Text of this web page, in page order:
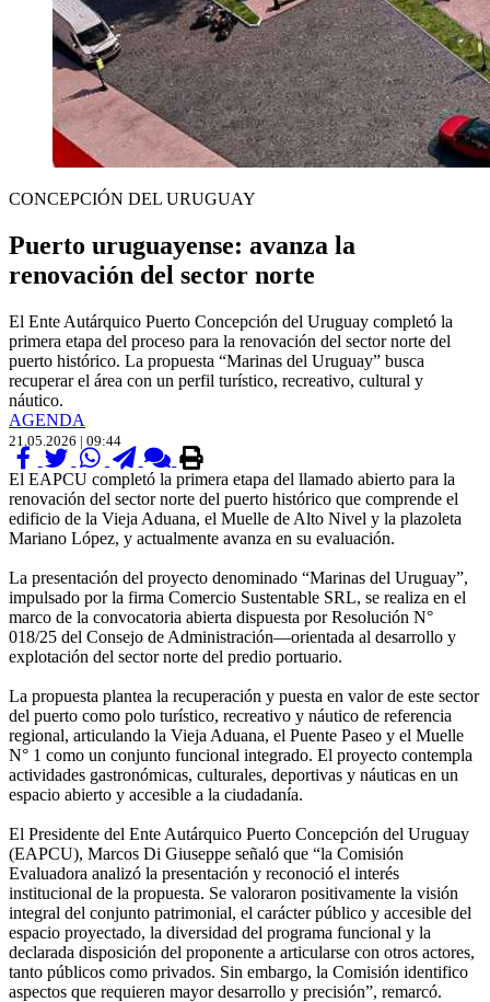
CONCEPCIÓN DEL URUGUAY
Puerto uruguayense: avanza la
renovación del sector norte
El Ente Autárquico Puerto Concepción del Uruguay completó la
primera etapa del proceso para la renovación del sector norte del
puerto histórico. La propuesta “Marinas del Uruguay” busca
recuperar el área con un perfil turístico, recreativo, cultural y
náutico.
AGENDA
21.05.2026 | 09:44
El EAPCU completó la primera etapa del llamado abierto para la
renovación del sector norte del puerto histórico que comprende el
edificio de la Vieja Aduana, el Muelle de Alto Nivel y la plazoleta
Mariano López, y actualmente avanza en su evaluación.
La presentación del proyecto denominado “Marinas del Uruguay”,
impulsado por la firma Comercio Sustentable SRL, se realiza en el
marco de la convocatoria abierta dispuesta por Resolución N°
018/25 del Consejo de Administración—orientada al desarrollo y
explotación del sector norte del predio portuario.
La propuesta plantea la recuperación y puesta en valor de este sector
del puerto como polo turístico, recreativo y náutico de referencia
regional, articulando la Vieja Aduana, el Puente Paseo y el Muelle
N° 1 como un conjunto funcional integrado. El proyecto contempla
actividades gastronómicas, culturales, deportivas y náuticas en un
espacio abierto y accesible a la ciudadanía.
El Presidente del Ente Autárquico Puerto Concepción del Uruguay
(EAPCU), Marcos Di Giuseppe señaló que “la Comisión
Evaluadora analizó la presentación y reconoció el interés
institucional de la propuesta. Se valoraron positivamente la visión
integral del conjunto patrimonial, el carácter público y accesible del
espacio proyectado, la diversidad del programa funcional y la
declarada disposición del proponente a articularse con otros actores,
tanto públicos como privados. Sin embargo, la Comisión identifico
aspectos que requieren mayor desarrollo y precisión”, remarcó.